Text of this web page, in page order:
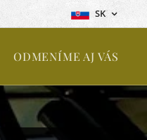
SK
ODMENÍME AJ VÁS